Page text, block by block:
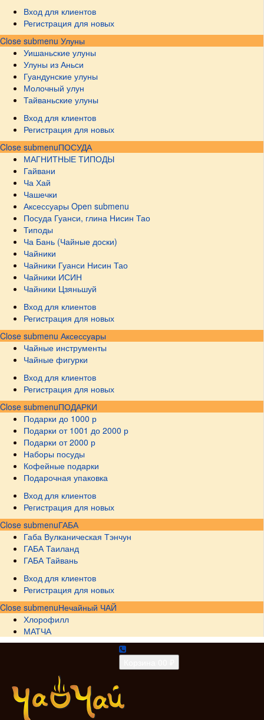
Вход для клиентов
Регистрация для новых
Close submenu Улуны
Уишаньские улуны
Улуны из Аньси
Гуандунские улуны
Молочный улун
Тайваньские улуны
Вход для клиентов
Регистрация для новых
Close submenuПОСУДА
МАГНИТНЫЕ ТИПОДЫ
Гайвани
Ча Хай
Чашечки
Аксессуары Open submenu
Посуда Гуанси, глина Нисин Тао
Типоды
Ча Бань (Чайные доски)
Чайники
Чайники Гуанси Нисин Тао
Чайники ИСИН
Чайники Цзяньшуй
Вход для клиентов
Регистрация для новых
Close submenu Аксессуары
Чайные инструменты
Чайные фигурки
Вход для клиентов
Регистрация для новых
Close submenuПОДАРКИ
Подарки до 1000 р
Подарки от 1001 до 2000 р
Подарки от 2000 р
Наборы посуды
Кофейные подарки
Подарочная упаковка
Вход для клиентов
Регистрация для новых
Close submenuГАБА
Габа Вулканическая Тэнчун
ГАБА Таиланд
ГАБА Тайвань
Вход для клиентов
Регистрация для новых
Close submenuНечайный ЧАЙ
Хлорофилл
МАТЧА